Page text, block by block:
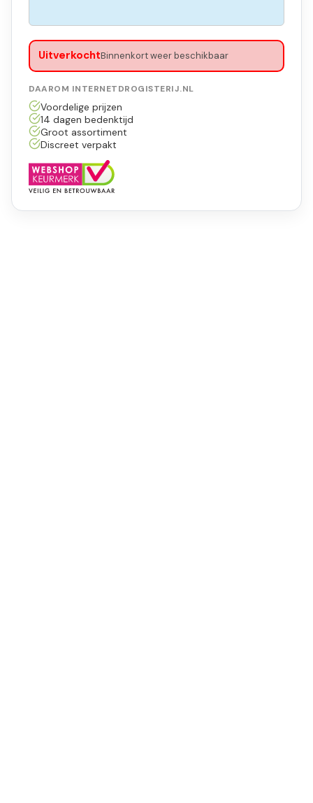
UitverkochtBinnenkort weer beschikbaar
DAAROM INTERNETDROGISTERIJ.NL
Voordelige prijzen
14 dagen bedenktijd
Groot assortiment
Discreet verpakt